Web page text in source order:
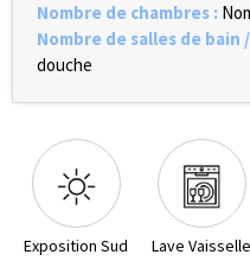
Nombre de chambres :
Nombre de salles de bain
douche
Exposition Sud Lave Vaisselle